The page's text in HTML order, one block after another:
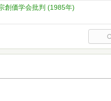
創価学会批判 (1985年)